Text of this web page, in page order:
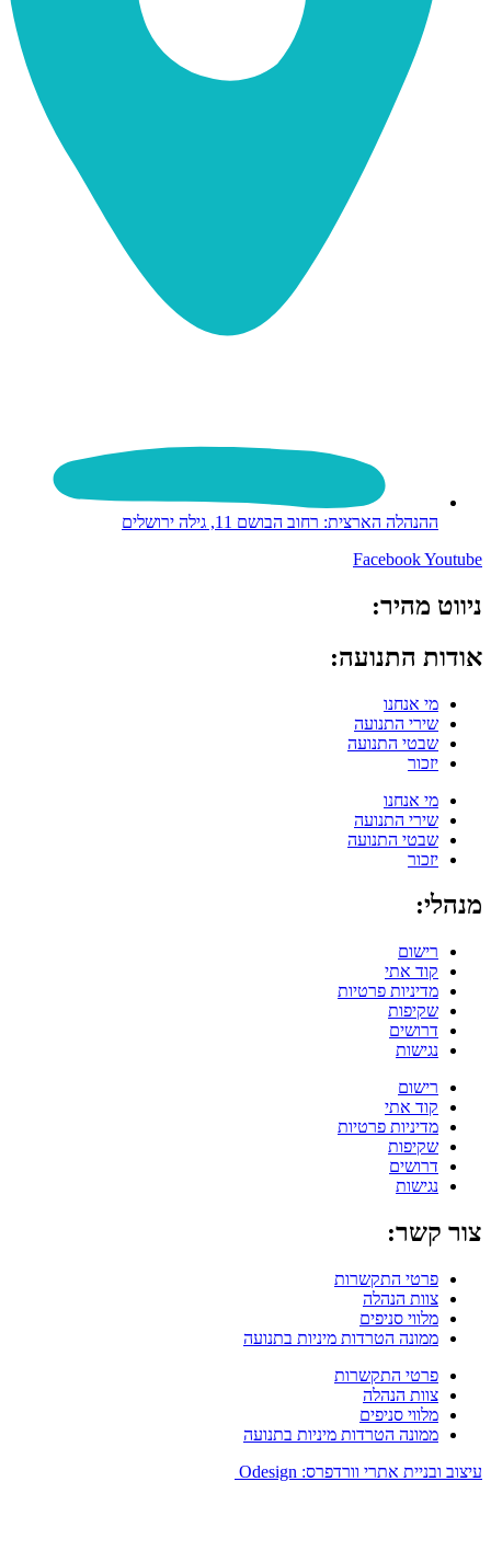
ההנהלה הארצית: רחוב הבושם 11, גילה ירושלים
FacebookYoutube
ניווט מהיר:
אודות התנועה:
מי אנחנו
שירי התנועה
שבטי התנועה
יזכור
מי אנחנו
שירי התנועה
שבטי התנועה
יזכור
מנהלי:
רישום
קוד אתי
מדיניות פרטיות
שקיפות
דרושים
נגישות
רישום
קוד אתי
מדיניות פרטיות
שקיפות
דרושים
נגישות
צור קשר:
פרטי התקשרות
צוות הנהלה
מלווי סניפים
ממונה הטרדות מיניות בתנועה
פרטי התקשרות
צוות הנהלה
מלווי סניפים
ממונה הטרדות מיניות בתנועה
עיצוב ובניית אתרי וורדפרס: Odesign